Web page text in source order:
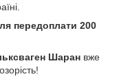
передоплати 200
Шаран вже